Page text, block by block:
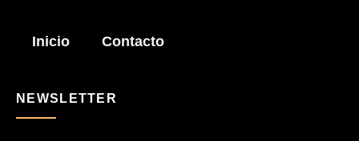
Inicio Contacto
NEWSLETTER